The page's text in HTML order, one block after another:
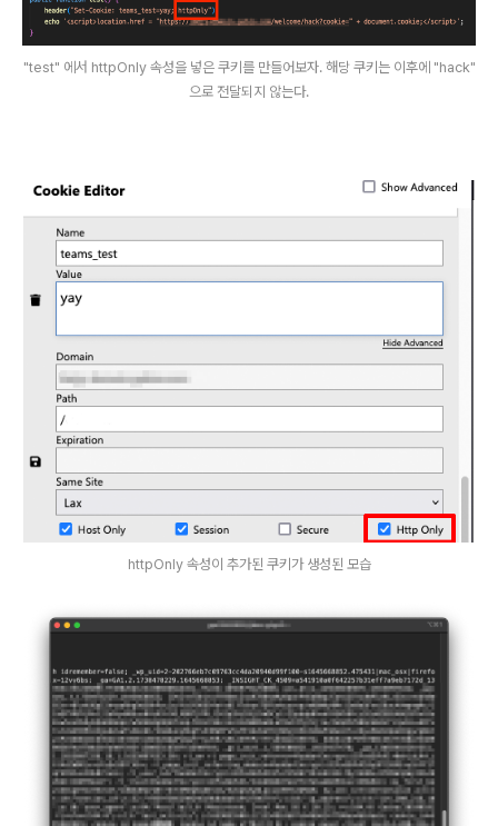
"test" 에서 httpOnly 속성을 넣은 쿠키를 만들어보자. 해당 쿠키는 이후에 "hack"
으로 전달되지 않는다.
httpOnly 속성이 추가된 쿠키가 생성된 모습